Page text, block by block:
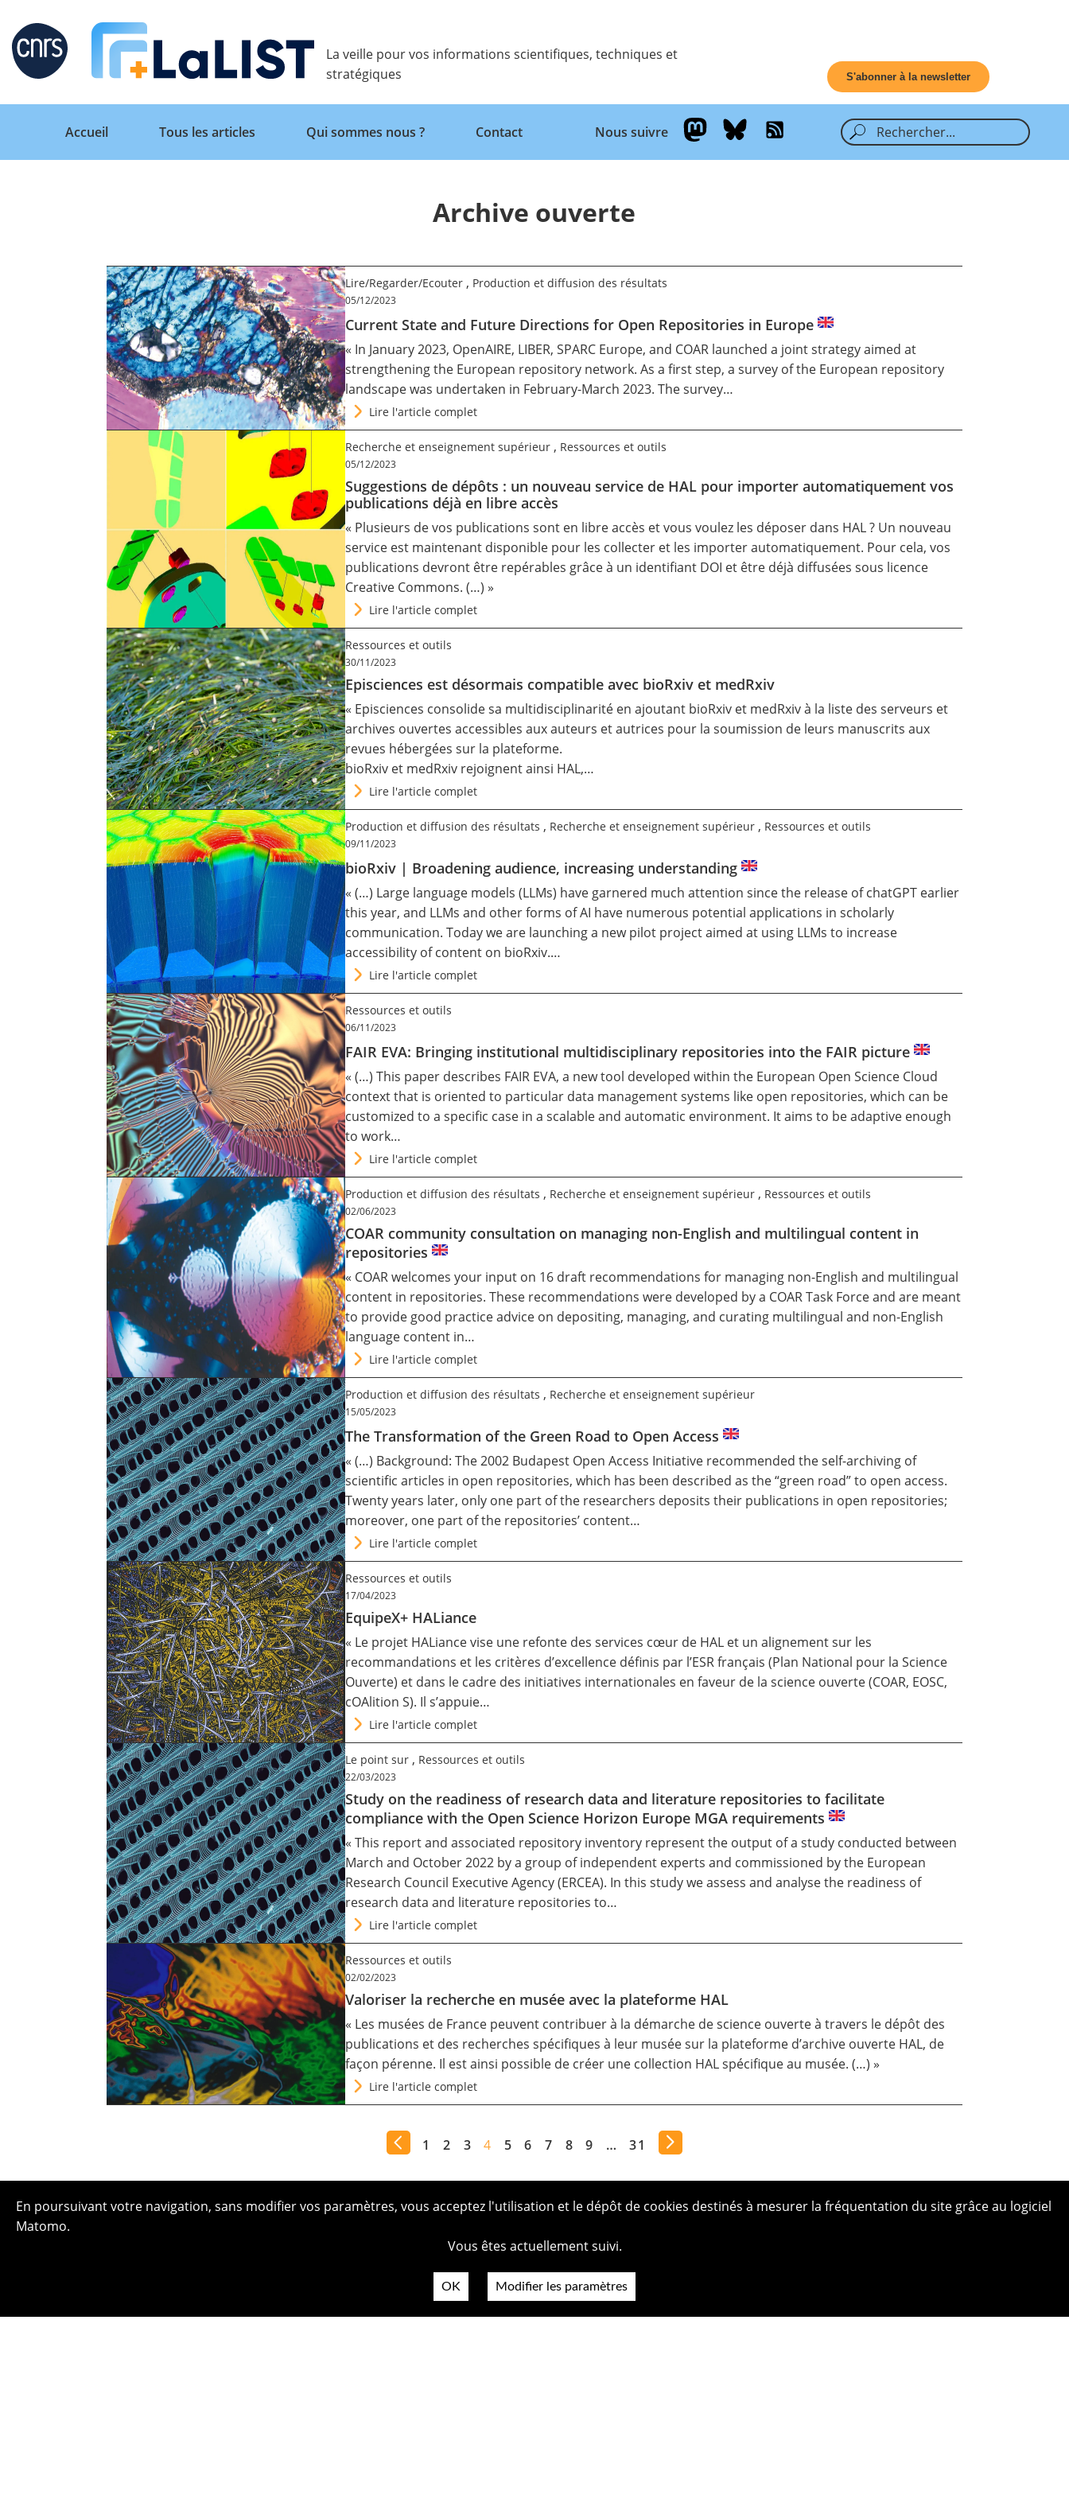
Retour
Tous les articles
Qui sommes nous ?
La veille pour vos informations scientifiques, techniques et
stratégiques
S'abonner à la newsletter
Accueil Tous les articles Qui sommes nous ? Contact Nous suivre
Archive ouverte
Lire/Regarder/Ecouter , Production et diffusion des résultats
05/12/2023
Current State and Future Directions for Open Repositories in Europe
« In January 2023, OpenAIRE, LIBER,SPARC Europe, and COAR launched a joint strategy aimed at
strengthening the European repository network. As a first step, a survey of the European repository
landscape was undertaken in February-March 2023. The survey…
Lire l'article complet
Recherche et enseignement supérieur , Ressources et outils
05/12/2023
Suggestions de dépôts : un nouveau service de HAL pour importer automatiquement vos
publications déjà en libre accès
« Plusieurs de vos publications sont en libre accès et vous voulez les déposer dans HAL ? Un nouveau
service est maintenant disponible pour les collecter et les importer automatiquement. Pour cela, vos
publications devront être repérables grâce à un identifiant DOI et être déjà diffusées sous licence
Creative Commons. (…) »
Lire l'article complet
Ressources et outils
30/11/2023
Episciences est désormais compatible avec bioRxiv et medRxiv
« Episciences consolide sa multidisciplinarité en ajoutant bioRxiv et medRxiv à la liste des serveurs et
archives ouvertes accessibles aux auteurs et autrices pour la soumission de leurs manuscrits aux
revues hébergées sur la plateforme.
bioRxiv et medRxiv rejoignent ainsi HAL,…
Lire l'article complet
Production et diffusion des résultats , Recherche et enseignement supérieur , Ressources et outils
09/11/2023
bioRxiv | Broadening audience, increasing understanding
« (…) Large language models (LLMs) have garnered much attention since the release of chatGPT earlier
this year, and LLMs and other forms of AI have numerous potential applications in scholarly
communication. Today we are launching a new pilot project aimed at using LLMs to increase
accessibility of content on bioRxiv.…
Lire l'article complet
Ressources et outils
06/11/2023
FAIR EVA: Bringing institutional multidisciplinary repositories into the FAIR picture
« (…) This paper describes FAIR EVA, a new tool developed within the European Open Science Cloud
context that is oriented to particular data management systems like open repositories, which can be
customized to a specific case in a scalable and automatic environment. It aims to be adaptive enough
to work…
Lire l'article complet
Production et diffusion des résultats , Recherche et enseignement supérieur , Ressources et outils
02/06/2023
COAR community consultation on managing non-English and multilingual content in
repositories
« COARwelcomes your input on 16 draft recommendations for managing non-English and multilingual
content in repositories. These recommendations were developed by a COAR Task Forceand are meant
to provide good practice advice on depositing, managing, and curating multilingual and non-English
language content in…
Lire l'article complet
Production et diffusion des résultats , Recherche et enseignement supérieur
15/05/2023
The Transformation of the Green Road to Open Access
« (…) Background: The 2002 Budapest Open Access Initiative recommended the self-archiving of
scientific articles in open repositories, which has been described as the “green road” to open access.
Twenty years later, only one part of the researchers deposits their publications in open repositories;
moreover, one part of the repositories’ content…
Lire l'article complet
Ressources et outils
17/04/2023
EquipeX+ HALiance
« Le projet HALiance vise une refonte des services cœur de HAL et un alignement sur les
recommandations et les critères d’excellence définis par l’ESR français (Plan National pour la Science
Ouverte) et dans le cadre des initiatives internationales en faveur de la science ouverte (COAR, EOSC,
cOAlition S). Il s’appuie…
Lire l'article complet
Le point sur , Ressources et outils
22/03/2023
Study on the readiness of research data and literature repositories to facilitate
compliance with the Open Science Horizon Europe MGA requirements
« This report and associated repository inventory represent the output of a study conducted between
March and October 2022 by a group of independent experts and commissioned by the European
Research Council Executive Agency (ERCEA). In this study we assess and analyse the readiness of
research data and literature repositories to…
Lire l'article complet
Ressources et outils
02/02/2023
Valoriser la recherche en musée avec la plateforme HAL
« Les musées de France peuvent contribuer à la démarche de science ouverte à travers le dépôt des
publications et des recherches spécifiques à leur musée sur la plateforme d’archive ouverte HAL, de
façon pérenne. Il est ainsi possible de créer une collection HAL spécifique au musée. (…) »
Lire l'article complet
1 2 3 4 5 6 7 8 9 … 31
En poursuivant votre navigation, sans modifier vos paramètres, vous acceptez l'utilisation et le dépôt de cookies destinés à mesurer la fréquentation du site grâce au logiciel
Matomo.
Vous êtes actuellement suivi.
OK Modifier les paramètres